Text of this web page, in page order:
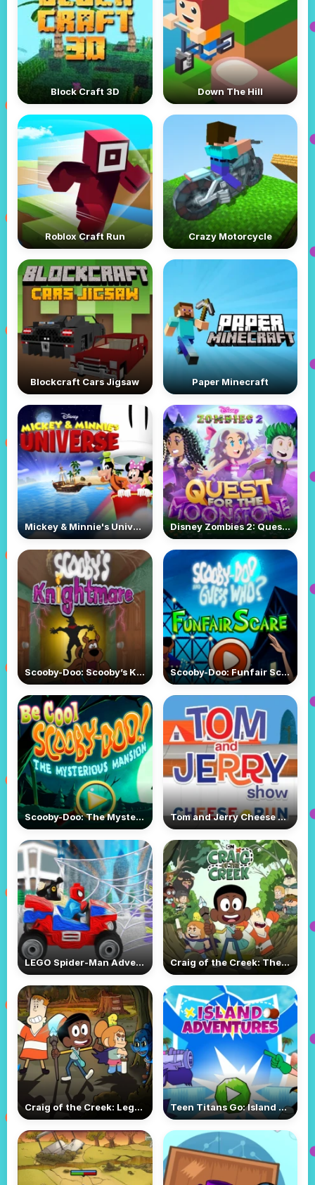
Block Craft 3D Down The Hill
Roblox Craft Run Crazy Motorcycle
Blockcraft Cars Jigsaw Paper Minecraft
Mickey & Minnie's Universe Disney Zombies 2: Quest For The Moonstone
Scooby-Doo: Scooby’s Knightmare Scooby-Doo: Funfair Scare
Scooby-Doo: The Mysterious Mansion Tom and Jerry Cheese Run
LEGO Spider-Man Adventure Craig of the Creek: The Legendary Trials
Craig of the Creek: Legend of the Goblin King Teen Titans Go: Island Adventures